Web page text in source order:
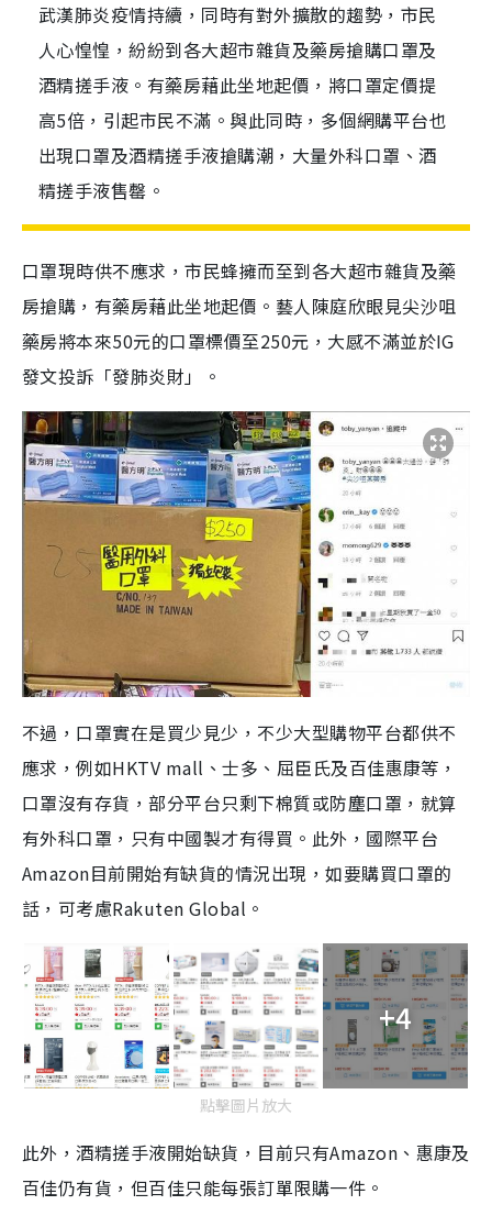
武漢肺炎疫情持續，同時有對外擴散的趨勢，市民
人心惶惶，紛紛到各大超市雜貨及藥房搶購口罩及
酒精搓手液。有藥房藉此坐地起價，將口罩定價提
高5倍，引起市民不滿。與此同時，多個網購平台也
出現口罩及酒精搓手液搶購潮，大量外科口罩、酒
精搓手液售罄。
口罩現時供不應求，市民蜂擁而至到各大超市雜貨及藥
房搶購，有藥房藉此坐地起價。藝人陳庭欣眼見尖沙咀
藥房將本來50元的口罩標價至250元，大感不滿並於IG
發文投訴「發肺炎財」。
不過，口罩實在是買少見少，不少大型購物平台都供不
應求，例如HKTV mall、士多、屈臣氏及百佳惠康等，
口罩沒有存貨，部分平台只剩下棉質或防塵口罩，就算
有外科口罩，只有中國製才有得買。此外，國際平台
Amazon目前開始有缺貨的情況出現，如要購買口罩的
話，可考慮Rakuten Global。
+4
點擊圖片放大
此外，酒精搓手液開始缺貨，目前只有Amazon、惠康及
百佳仍有貨，但百佳只能每張訂單限購一件。